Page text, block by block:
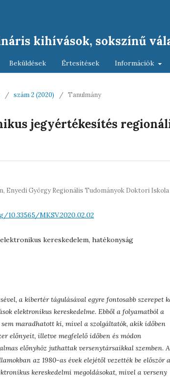
kihívások, sokszínű
Beküldések Értesítések Információk
/ szám 2 (2020) / Tanulmány
jegyértékesítés
Enyedi György Regionális Tudományok Doktori Iskola
MKSV.2020.02.02
kereskedelem, hatékonyság
a kibertér tágulásával egyre fontosabb szerepet
elektronikus kereskedelme. Ebből a folyamatból a
sem maradhatott ki, mivel a szolgáltatók, akik időben
előnyeit, illetve megfelelő időben és módon
előnyhöz juthattak versenytársaikkal szemben.
az 1980-as évek elejétől vezették be először a
kereskedelmi megoldásokat, mivel a verseny